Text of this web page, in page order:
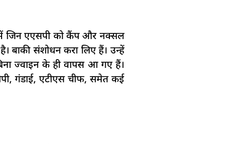
जिन एएसपी को कैंप और नक्सल
बाकी संशोधन करा लिए हैं। उन्हें
ज्वाइन के ही वापस आ गए हैं।
गंडाई, एटीएस चीफ, समेत कई